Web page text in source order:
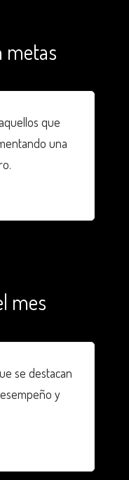
metas
que
una
mes
se destacan
y